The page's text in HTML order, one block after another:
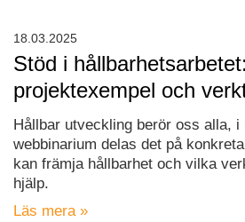
Stöd i hållbarhetsarbetet:
projektexempel och
Hållbar utveckling berör oss alla, i
webbinarium delas det på
kan främja hållbarhet och vilka
hjälp.
Läs mera »
18.03.2025